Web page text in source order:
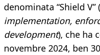
denominata “Shield V” (
implementation,
development), che ha
novembre 2024, ben